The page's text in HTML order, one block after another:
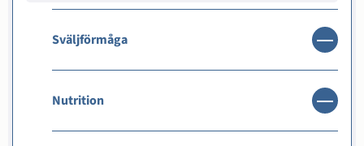
Sväljförmåga
Nutrition